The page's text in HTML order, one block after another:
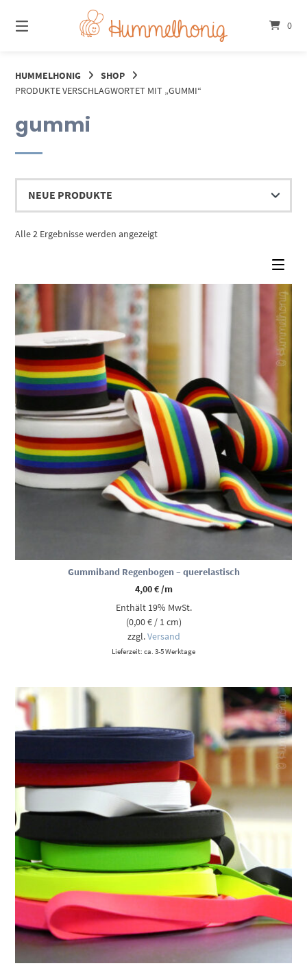
zum
Inhalt
0
HUMMELHONIG
SHOP
PRODUKTE VERSCHLAGWORTET MIT „GUMMI“
gummi
Alle 2 Ergebnisse werden angezeigtNach
Gummiband Regenbogen – querelastisch
4,00€/m
Enthält 19% MwSt.
(0,00€/ 1 cm)
zzgl.Versand
Lieferzeit: ca. 3-5 Werktage